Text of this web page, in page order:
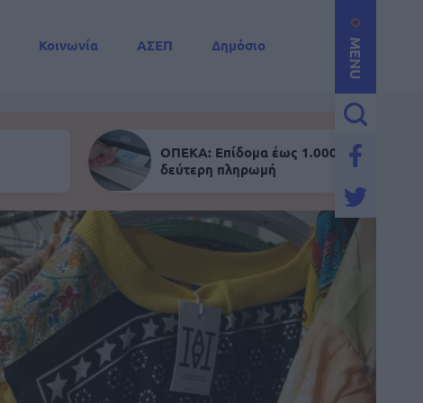
MENU
Κοινωνία ΑΣΕΠ
Δημόσιο
ΟΠΕΚΑ: Επίδομα έως 1.000 ευρώ -
δεύτερη πληρωμή